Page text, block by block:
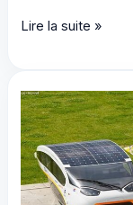
Conception
Énergétique
Critique
pour
un
Cluster
Lire la suite »